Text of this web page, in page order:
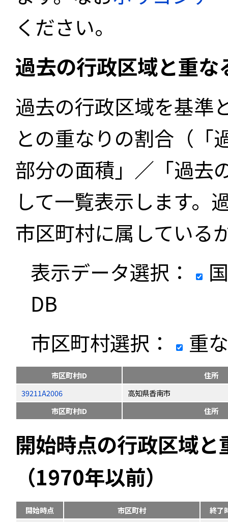
ください。
過去の行政区域と重
過去の行政区域を基準
との重なりの割合（「
部分の面積」／「過去
して一覧表示します。
市区町村に属している
表示データ選択：
DB
市区町村選択：
重
市区町村ID
住所
39211A2006
高知県香南市
市区町村ID
住所
開始時点の行政区域
（1970年以前）
開始時点 市区町村
終了